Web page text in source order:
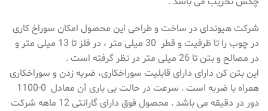
شرکت هیوندای در ساخت و طراحی این محصول امکان سوراخ کاری
در چوب را تا ظرفیت و قطر 30 میلی متر ، در فلز تا 13 میلی متر و
در مصالح و بتن تا 26 میلی متر در نظر گرفته است .
این بتن کن دارای دارای قابلیت سوراخکاری، ضربه زدن و سوراخکاری
همراه با ضربه است . سرعت در حالت بی باری آن معادل 0-1100
دور در دقیقه می باشد . محصول فوق دارای گارانتی 12 ماهه شرکت